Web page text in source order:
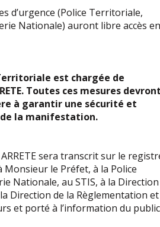
(Police Territoriale,
Nationale) auront libre accès
est chargée de
Toutes ces mesures
à garantir une sécurité et
la manifestation.
sera transcrit sur le
le Préfet, à la Police
Nationale, au STIS, à la Direction
Direction de la Règlementation
et porté à l’information du